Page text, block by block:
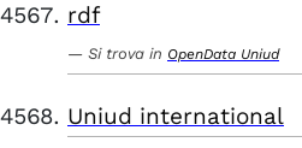
rdf
Si trova in OpenData Uniud
Uniud international